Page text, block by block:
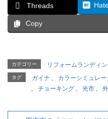
Threads
Copy
カテゴリー リフォームランディ
タグ ガイナ カラーシミュレー
チョーキング 光市